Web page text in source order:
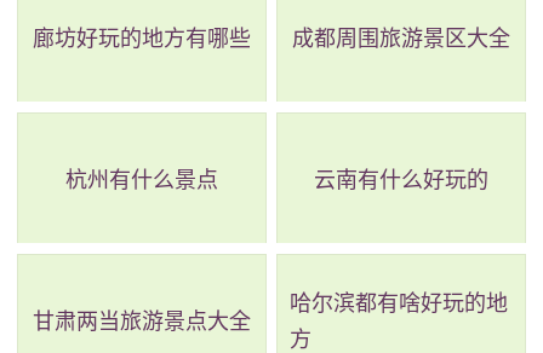
成的海岸地貌景观为主体，同时也包括古生物化石埋藏地、
断层和构造地貌、溪流峡谷、瀑布跌水、崩塌地质遗迹及海
绵延67.8公里的海岸线被《中国国家地理》评为“中国最美的
常特别的旅游目的地，通过了解自然界的精彩和奇妙，我们
廊坊好玩的地方有哪些 成都周围旅游景区大全
杭州有什么景点 云南有什么好玩的
甘肃两当旅游景点大全
哈尔滨都有啥好玩的地
方